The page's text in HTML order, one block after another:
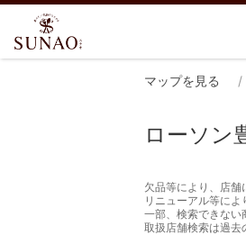
マップを見る
ローソン
欠品等により、店
リニューアル等に
一部、検索できない
取扱店舗検索は過去